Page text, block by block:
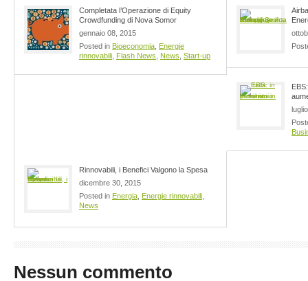
Completata l’Operazione di Equity
Crowdfunding di Nova Somor
gennaio 08, 2015
Posted in Bioeconomia Energie
rinnovabili Flash News News Start-up
Rinnovabili, i Benefici Valgono la Spesa
dicembre 30, 2015
Posted in Energia Energie rinnovabili
News
Nessun commento